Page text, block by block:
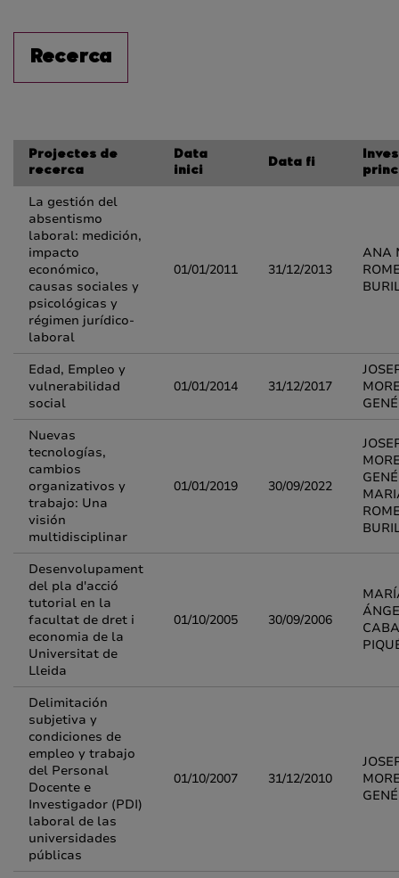
Recerca
Projectes de
recerca
Data
inici
Data fi
La gestión del
absentismo
laboral: medición,
impacto
económico,
causas sociales y
psicológicas y
régimen jurídico-
laboral
01/01/2011 31/12/2013
ANA
Edad, Empleo y
vulnerabilidad
social
01/01/2014 31/12/2017
GENÉ
Nuevas
tecnologías,
cambios
organizativos y
trabajo: Una
visión
multidisciplinar
01/01/2019 30/09/2022
Desenvolupament
del pla d'acció
tutorial en la
facultat de dret i
economia de la
Universitat de
Lleida
01/10/2005 30/09/2006
Delimitación
subjetiva y
condiciones de
empleo y trabajo
del Personal
Docente e
Investigador (PDI)
laboral de las
universidades
públicas
01/10/2007 31/12/2010
GENÉ